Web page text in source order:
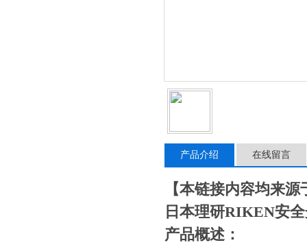
产品介绍 在线留言
【本链接内容均来
日本理研RIKEN安
产品概述：